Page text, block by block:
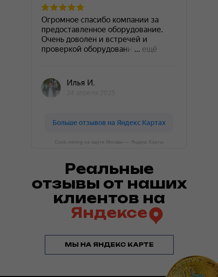
Coob mining на карте Москвы — Яндекс Карты
Реальные
отзывы от наших
клиентов на
Яндексе
МЫ НА ЯНДЕКС КАРТЕ